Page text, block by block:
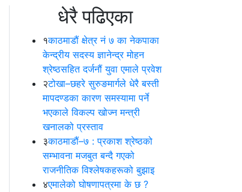
धेरै पढिएका
१काठमाडौं क्षेत्र नं ७ का नेकपाका
केन्द्रीय सदस्य ज्ञानेन्द्र मोहन
श्रेष्ठसहित दर्जनौं युवा एमाले प्रवेश
२टोखा–छहरे सुरुङमार्गले धेरै बस्ती
मापदण्डका कारण समस्यामा पर्ने
भएकाले विकल्प खोज्न मन्त्री
खनालको प्रस्ताव
३काठमाडौं–७ : प्रकाश श्रेष्ठको
सम्भावना मजबुत बन्दै गएको
राजनीतिक विश्लेषकहरूको बुझाइ
४एमालेको घोषणापत्रमा के छ ?